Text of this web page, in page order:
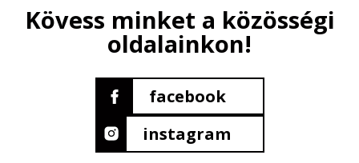
Kövess minket a közösségi
oldalainkon!
facebook
instagram